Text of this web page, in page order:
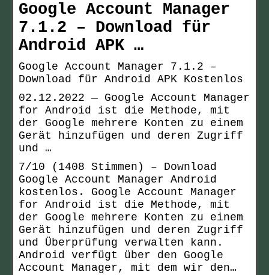
Google Account Manager
7.1.2 – Download für
Android APK …
Google Account Manager 7.1.2 –
Download für Android APK Kostenlos
02.12.2022 — Google Account Manager
for Android ist die Methode, mit
der Google mehrere Konten zu einem
Gerät hinzufügen und deren Zugriff
und …
7/10 (1408 Stimmen) – Download
Google Account Manager Android
kostenlos. Google Account Manager
for Android ist die Methode, mit
der Google mehrere Konten zu einem
Gerät hinzufügen und deren Zugriff
und Überprüfung verwalten kann.
Android verfügt über den Google
Account Manager, mit dem wir den…